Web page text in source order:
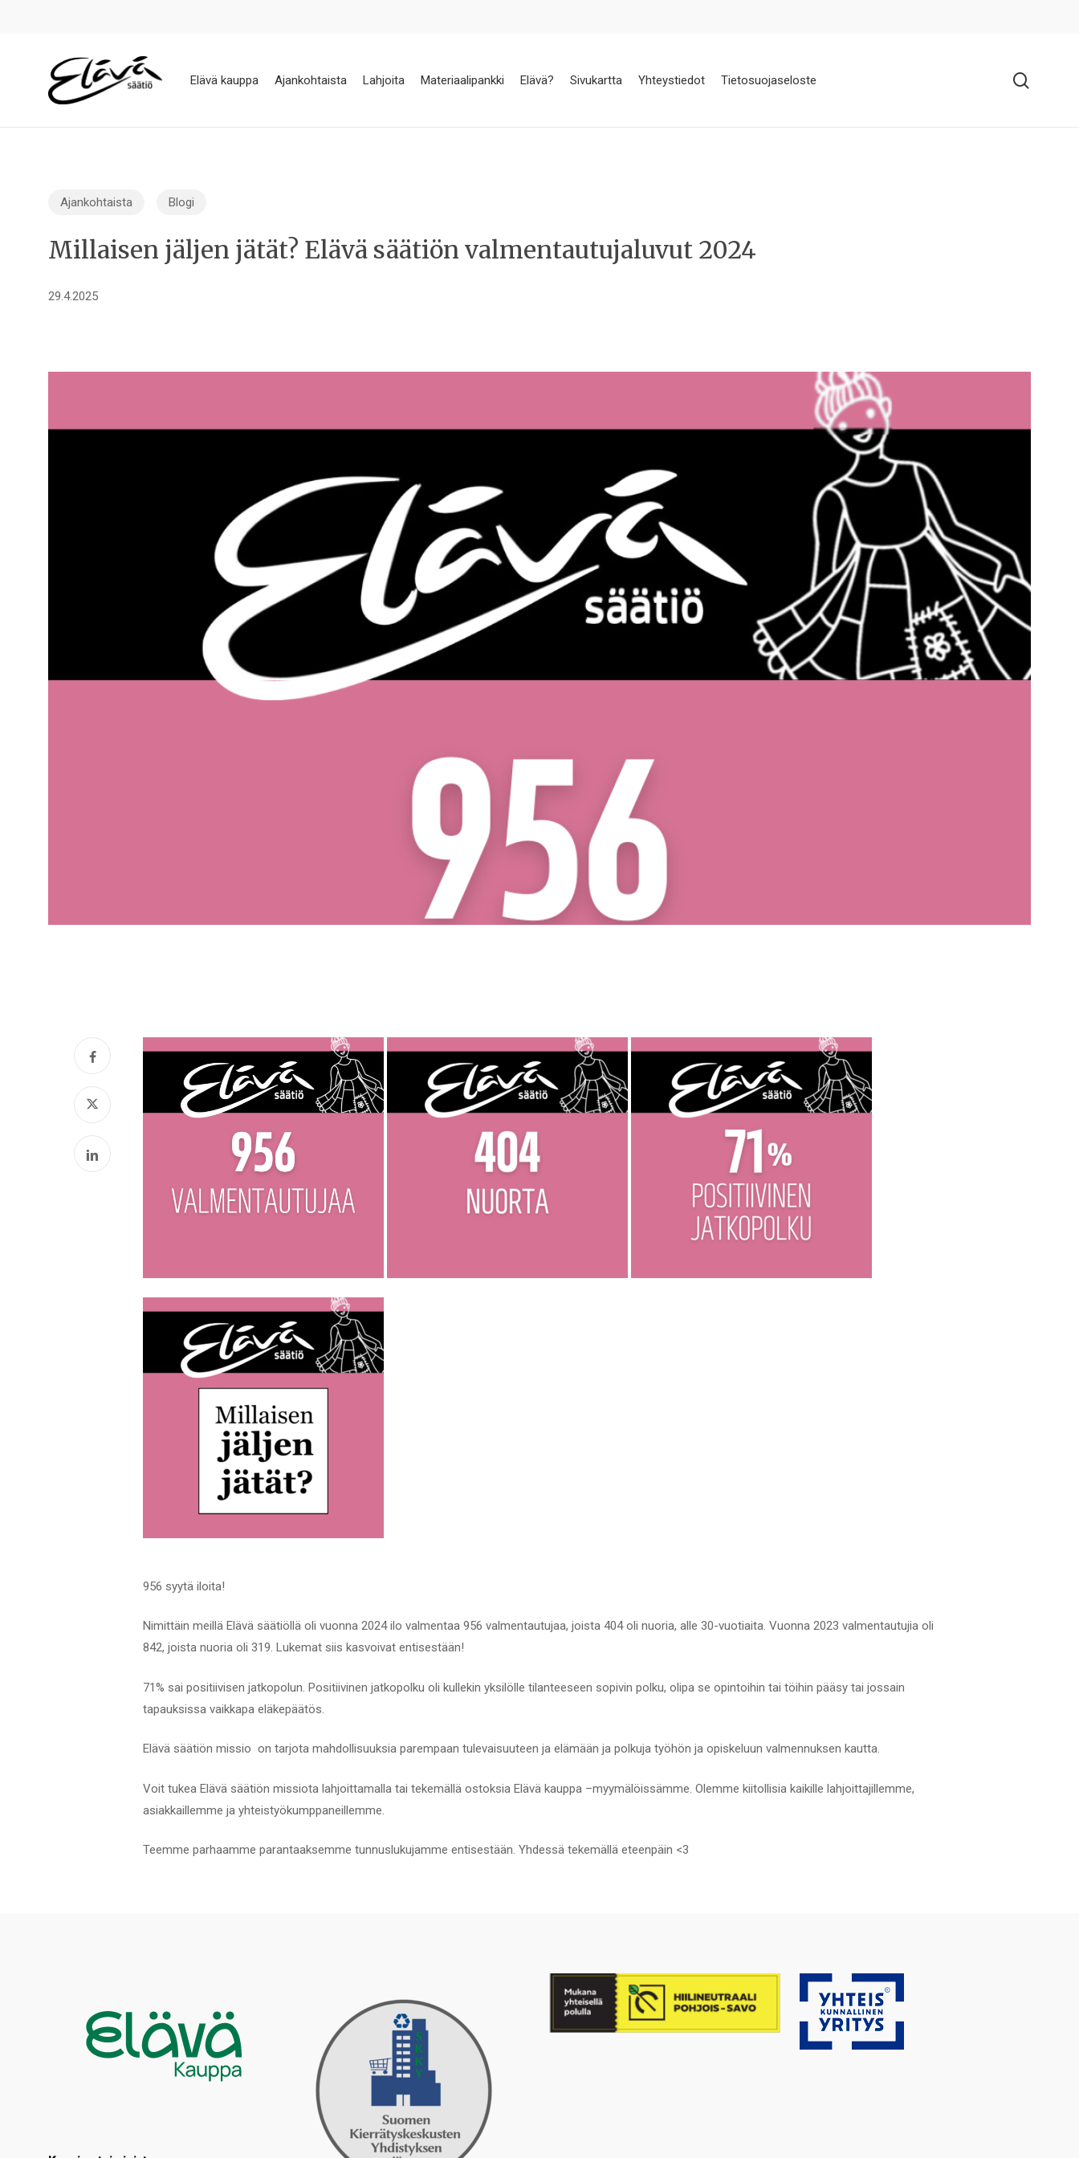
Elävä kauppa Ajankohtaista Lahjoita Materiaalipankki Elävä? Sivukartta Yhteystiedot Tietosuojaseloste
Ajankohtaista Blogi
Millaisen jäljen jätät? Elävä säätiön valmentautujaluvut 2024
29.4.2025
956 syytä iloita!
Nimittäin meillä Elävä säätiöllä oli vuonna 2024 ilo valmentaa 956 valmentautujaa, joista 404 oli nuoria, alle 30-vuotiaita. Vuonna 2023 valmentautujia oli
842, joista nuoria oli 319. Lukemat siis kasvoivat entisestään!
71% sai positiivisen jatkopolun. Positiivinen jatkopolku oli kullekin yksilölle tilanteeseen sopivin polku, olipa se opintoihin tai töihin pääsy tai jossain
tapauksissa vaikkapa eläkepäätös.
Elävä säätiön missio on tarjota mahdollisuuksia parempaan tulevaisuuteen ja elämään ja polkuja työhön ja opiskeluun valmennuksen kautta.
Voit tukea Elävä säätiön missiota lahjoittamalla tai tekemällä ostoksia Elävä kauppa –myymälöissämme. Olemme kiitollisia kaikille lahjoittajillemme,
asiakkaillemme ja yhteistyökumppaneillemme.
Teemme parhaamme parantaaksemme tunnuslukujamme entisestään. Yhdessä tekemällä eteenpäin <3